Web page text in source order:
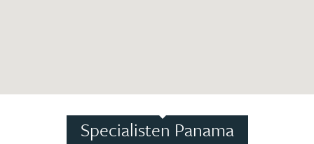
Specialisten Panama